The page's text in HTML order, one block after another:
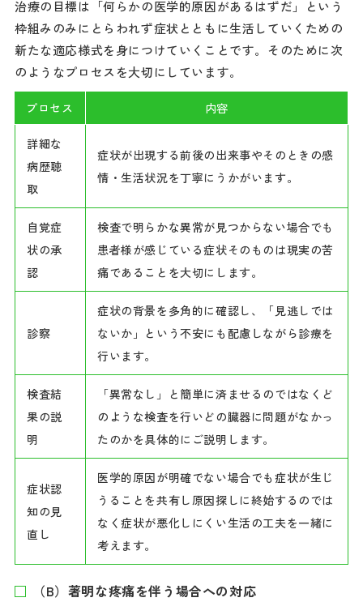
治療の目標は「何らかの医学的原因があるはずだ」という
枠組みのみにとらわれず症状とともに生活していくための
新たな適応様式を身につけていくことです。そのために次
のようなプロセスを大切にしています。
プロセス 内容
詳細な
病歴聴
取
症状が出現する前後の出来事やそのときの感
情・生活状況を丁寧にうかがいます。
自覚症
状の承
認
検査で明らかな異常が見つからない場合でも
患者様が感じている症状そのものは現実の苦
痛であることを大切にします。
診察
症状の背景を多角的に確認し、「見逃しでは
ないか」という不安にも配慮しながら診療を
行います。
検査結
果の説
明
「異常なし」と簡単に済ませるのではなくど
のような検査を行いどの臓器に問題がなかっ
たのかを具体的にご説明します。
症状認
知の見
直し
医学的原因が明確でない場合でも症状が生じ
うることを共有し原因探しに終始するのでは
なく症状が悪化しにくい生活の工夫を一緒に
考えます。
（B）著明な疼痛を伴う場合への対応